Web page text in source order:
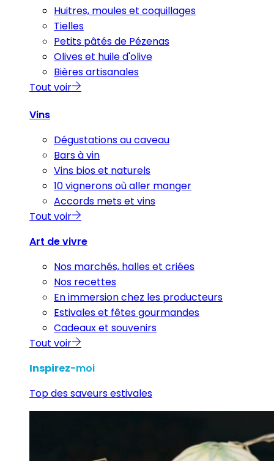
Huitres, moules et coquillages
Tielles
Petits pâtés de Pézenas
Olives et huile d'olive
Bières artisanales
Tout voir
Vins
Dégustations au caveau
Bars à vin
Vins bios et naturels
10 vignerons où aller manger
Accords mets et vins
Tout voir
Art de vivre
Nos marchés, halles et criées
Nos recettes
En immersion chez les producteurs
Estivales et fêtes gourmandes
Cadeaux et souvenirs
Tout voir
Inspirez-moi
Top des saveurs estivales